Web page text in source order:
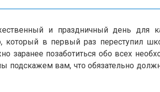
и праздничный день для
который в первый раз переступил
заранее позаботиться обо всех
подскажем вам, что обязательно